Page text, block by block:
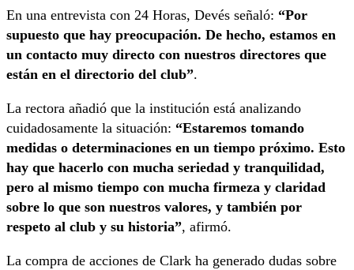
En una entrevista con 24 Horas, Devés señaló: “Por
supuesto que hay preocupación. De hecho, estamos en
un contacto muy directo con nuestros directores que
están en el directorio del club”.
La rectora añadió que la institución está analizando
cuidadosamente la situación: “Estaremos tomando
medidas o determinaciones en un tiempo próximo. Esto
hay que hacerlo con mucha seriedad y tranquilidad,
pero al mismo tiempo con mucha firmeza y claridad
sobre lo que son nuestros valores, y también por
respeto al club y su historia”, afirmó.
La compra de acciones de Clark ha generado dudas sobre